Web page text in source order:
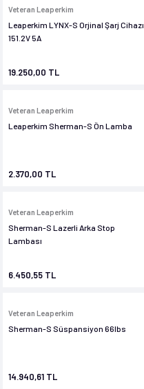
Veteran Leaperkim
Leaperkim LYNX-S Orjinal Şarj Cihazı
151.2V 5A
19.250,00 TL
Veteran Leaperkim
Leaperkim Sherman-S Ön Lamba
2.370,00 TL
Veteran Leaperkim
Sherman-S Lazerli Arka Stop
Lambası
6.450,55 TL
Veteran Leaperkim
Sherman-S Süspansiyon 66lbs
14.940,61 TL